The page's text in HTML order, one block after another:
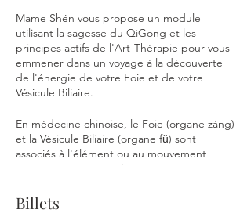
Mame Shén vous propose un module
utilisant la sagesse du QìGōng et les
principes actifs de l'Art-Thérapie pour vous
emmener dans un voyage à la découverte
de l'énergie de votre Foie et de votre
Vésicule Biliaire.
En médecine chinoise, le Foie (organe zàng)
et la Vésicule Biliaire (organe fǔ) sont
associés à l'élément ou au mouvement
Bois. Qu'est-ce que le Bois ? Comment
Comment prendre soin de nos organes
Foie et Vésicule Biliaire ?
Billets